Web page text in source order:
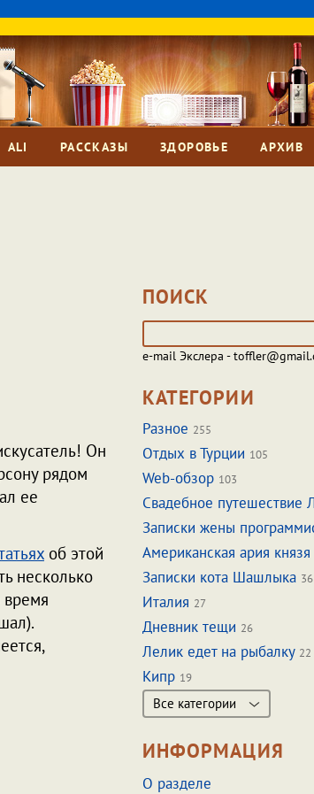
ALI РАССКАЗЫ ЗДОРОВЬЕ АРХИВ
Он
рядом
ее
об этой
несколько
время
ПОИСК
e-mail Экслера -
КАТЕГОРИИ
Разное 255
Отдых в Турции 105
Web-обзор 103
Свадебное путешествие
Записки жены
Американская ария
Записки кота Шашлыка 36
Италия 27
Дневник тещи 26
Лелик едет на рыбалку 22
Кипр 19
Все категории
ИНФОРМАЦИЯ
О разделе